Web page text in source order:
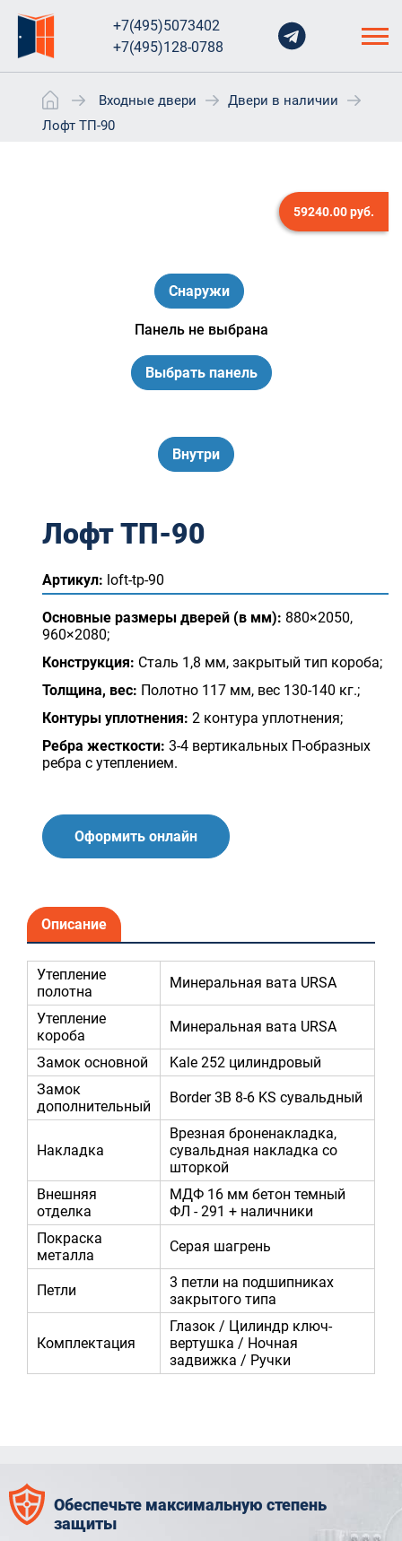
+7(495)5073402
+7(495)128-0788
Входные двери
Двери в наличии
Лофт ТП-90
Внутри
Снаружи
Выбрать панель
59240.00руб.
Лофт ТП-90
Артикул: loft-tp-90
Основные размеры дверей (в мм): 880×2050,
960×2080;
Конструкция: Сталь 1,8 мм, закрытый тип короба;
Толщина, вес: Полотно 117 мм, вес 130-140 кг.;
Контуры уплотнения: 2 контура уплотнения;
Ребра жесткости: 3-4 вертикальных П-образных
ребра с утеплением.
Оформить онлайн
Описание
Утепление
полотна
Минеральная вата URSA
Утепление
короба
Минеральная вата URSA
Замок основной
Kale 252 цилиндровый
Замок
дополнительный
Border 3В 8-6 KS сувальдный
Накладка
Врезная броненакладка,
сувальдная накладка со
шторкой
Внешняя
отделка
МДФ 16 мм бетон темный
ФЛ - 291 + наличники
Покраска
металла
Серая шагрень
Петли
3 петли на подшипниках
закрытого типа
Комплектация
Глазок / Цилиндр ключ-
вертушка / Ночная
задвижка / Ручки
Обеспечьте максимальную степень
защиты